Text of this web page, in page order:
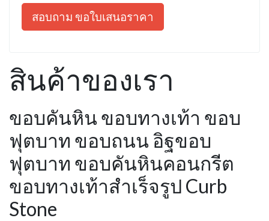
สอบถาม ขอใบเสนอราคา
สินค้าของเรา
ขอบคันหิน ขอบทางเท้า ขอบ
ฟุตบาท ขอบถนน อิฐขอบ
ฟุตบาท ขอบคันหินคอนกรีต
ขอบทางเท้าสำเร็จรูป Curb
Stone